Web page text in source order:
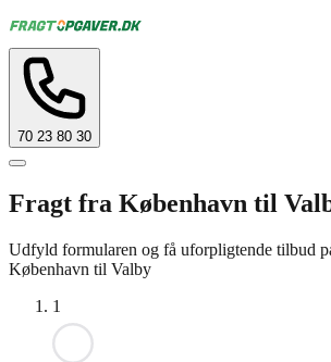
70 23 80 30
Fragt fra København til
Udfyld formularen og få uforpligtende tilbud
København til Valby
1